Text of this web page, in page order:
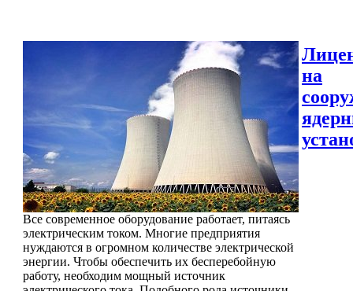
Все современное оборудование работает, питаясь
электрическим током. Многие предприятия
нуждаются в огромном количестве электрической
энергии. Чтобы обеспечить их бесперебойную
работу, необходим мощный источник
на